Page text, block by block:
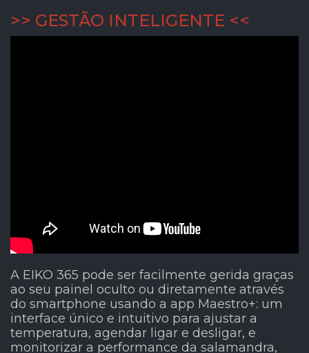
>> GESTÃO INTELIGENTE <<
A EIKO 365 pode ser facilmente gerida graças
ao seu painel oculto ou diretamente através
do smartphone usando a app Maestro+: um
interface único e intuitivo para ajustar a
temperatura, agendar ligar e desligar, e
monitorizar a performance da salamandra,